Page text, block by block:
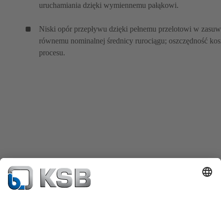
uruchamiania dzięki wymiennemu pałąkowi.
Niski opór przepływu dzięki pełnemu przelotowi w
równemu nominalnej średnicy rurociągu; oszczędność
procesu.